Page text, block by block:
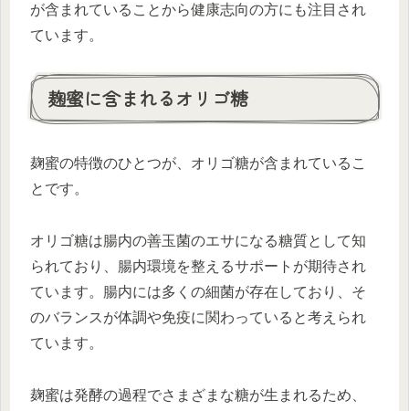
が含まれていることから健康志向の方にも注目され
ています。
麹蜜に含まれるオリゴ糖
麹蜜の特徴のひとつが、オリゴ糖が含まれているこ
とです。
オリゴ糖は腸内の善玉菌のエサになる糖質として知
られており、腸内環境を整えるサポートが期待され
ています。腸内には多くの細菌が存在しており、そ
のバランスが体調や免疫に関わっていると考えられ
ています。
麹蜜は発酵の過程でさまざまな糖が生まれるため、